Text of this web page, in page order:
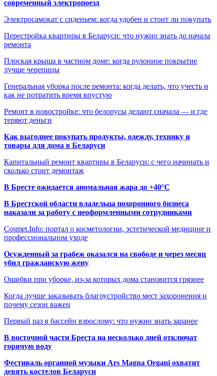
современный электропоезд
Электросамокат с сиденьем: когда удобен и стоит ли покупать
Перестройка квартиры в Беларуси: что нужно знать до начала
ремонта
Плоская крыша в частном доме: когда рулонное покрытие
лучше черепицы
Генеральная уборка после ремонта: когда делать, что учесть и
как не потратить время впустую
Ремонт в новостройке: что белорусы делают сначала — и где
теряют деньги
Как выгоднее покупать продукты, одежду, технику и
товары для дома в Беларуси
Капитальный ремонт квартиры в Беларуси: с чего начинать и
сколько стоит демонтаж
В Бресте ожидается аномальная жара до +40°C
В Брестской области владельца похоронного бизнеса
наказали за работу с неоформленными сотрудниками
Cosmet.Info: портал о косметологии, эстетической медицине и
профессиональном уходе
Осужденный за грабеж оказался на свободе и через месяц
убил гражданскую жену
Ошибки при уборке, из-за которых дома становится грязнее
Когда лучше заказывать благоустройство мест захоронения и
почему сезон важен
Первый раз в бассейн взрослому: что нужно знать заранее
В восточной части Бреста на несколько дней отключат
горячую воду
Фестиваль органной музыки Ars Magna Organi охватит
девять костелов Беларуси